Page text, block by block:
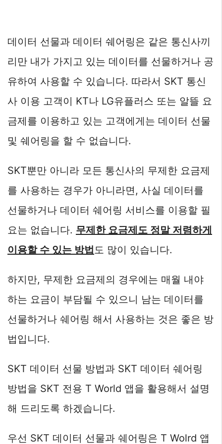
데이터 선물과 데이터 쉐어링은 같은 통신사끼
리만 내가 가지고 있는 데이터를 선물하거나 공
유하여 사용할 수 있습니다. 따라서 SKT 통신
사 이용 고객이 KT나 LG유플러스 또는 알뜰 요
금제를 이용하고 있는 고객에게는 데이터 선물
및 쉐어링을 할 수 없습니다.
SKT뿐만 아니라 모든 통신사의 무제한 요금제
를 사용하는 경우가 아니라면, 사실 데이터를
선물하거나 데이터 쉐어링 서비스를 이용할 필
요는 없습니다. 무제한 요금제도 정말 저렴하게
이용할 수 있는 방법 도 많이 있습니다.
하지만, 무제한 요금제의 경우에는 매월 내야
하는 요금이 부담될 수 있으니 남는 데이터를
선물하거나 쉐어링 해서 사용하는 것은 좋은 방
법입니다.
SKT 데이터 선물 방법과 SKT 데이터 쉐어링
방법을 SKT 전용 T World 앱을 활용해서 설명
해 드리도록 하겠습니다.
우선 SKT 데이터 선물과 쉐어링은 T Wolrd 앱